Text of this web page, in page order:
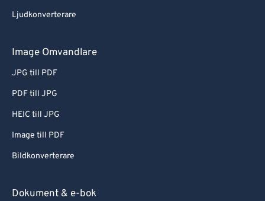
Ljudkonverterare
Image Omvandlare
JPG till PDF
PDF till JPG
HEIC till JPG
Image till PDF
Bildkonverterare
Dokument & e-bok